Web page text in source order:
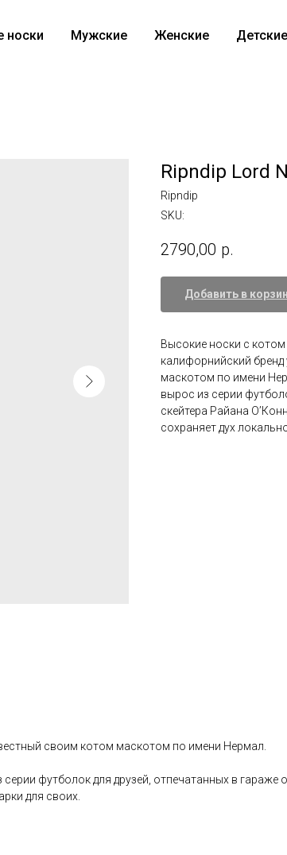
носки Мужские Женские Детские
Ripndip Lord
Ripndip
SKU:
2790,00 р.
Добавить в
Высокие носки с котом
калифорнийский
маскотом по имени
вырос из серии
скейтера Райана
сохраняет дух
своим котом маскотом по имени Нермал.
футболок для друзей, отпечатанных в
для своих.